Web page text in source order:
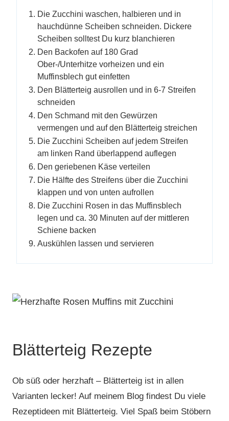
Die Zucchini waschen, halbieren und in
hauchdünne Scheiben schneiden. Dickere
Scheiben solltest Du kurz blanchieren
Den Backofen auf 180 Grad
Ober-/Unterhitze vorheizen und ein
Muffinsblech gut einfetten
Den Blätterteig ausrollen und in 6-7 Streifen
schneiden
Den Schmand mit den Gewürzen
vermengen und auf den Blätterteig streichen
Die Zucchini Scheiben auf jedem Streifen
am linken Rand überlappend auflegen
Den geriebenen Käse verteilen
Die Hälfte des Streifens über die Zucchini
klappen und von unten aufrollen
Die Zucchini Rosen in das Muffinsblech
legen und ca. 30 Minuten auf der mittleren
Schiene backen
Auskühlen lassen und servieren
Blätterteig Rezepte
Ob süß oder herzhaft – Blätterteig ist in allen
Varianten lecker! Auf meinem Blog findest Du viele
Rezeptideen mit Blätterteig. Viel Spaß beim Stöbern